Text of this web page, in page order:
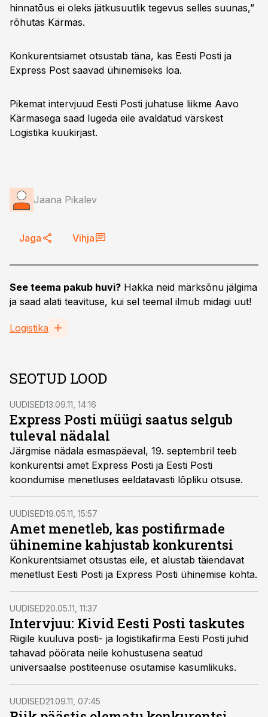
hinnatõus ei oleks jätkusuutlik tegevus selles suunas,”
rõhutas Kärmas.
Konkurentsiamet otsustab täna, kas Eesti Posti ja
Express Post saavad ühinemiseks loa.
Pikemat intervjuud Eesti Posti juhatuse liikme Aavo
Kärmasega saad lugeda eile avaldatud värskest
Logistika kuukirjast.
Jaana Pikalev
Jaga Vihja
See teema pakub huvi? Hakka neid märksõnu jälgima
ja saad alati teavituse, kui sel teemal ilmub midagi uut!
Logistika
SEOTUD LOOD
UUDISED13.09.11, 14:16
Express Posti müügi saatus selgub
tuleval nädalal
Järgmise nädala esmaspäeval, 19. septembril teeb
konkurentsi amet Express Posti ja Eesti Posti
koondumise menetluses eeldatavasti lõpliku otsuse.
UUDISED19.05.11, 15:57
Amet menetleb, kas postifirmade
ühinemine kahjustab konkurentsi
Konkurentsiamet otsustas eile, et alustab täiendavat
menetlust Eesti Posti ja Express Posti ühinemise kohta.
UUDISED20.05.11, 11:37
Intervjuu: Kivid Eesti Posti taskutes
Riigile kuuluva posti- ja logistikafirma Eesti Posti juhid
tahavad pöörata neile kohustusena seatud
universaalse postiteenuse osutamise kasumlikuks.
UUDISED21.09.11, 07:45